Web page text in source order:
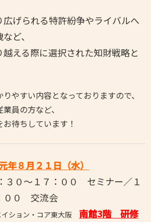
広げられる特許紛争やライバルへ
ど、
える際に選択された知財戦略と
やすい内容となっておりますので、
員の方など、
待ちしています！
年８月２１日（水）
１７：００ セミナー／１
００ 交流会
ョン・コア東大阪 南館3階 研修